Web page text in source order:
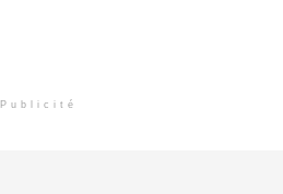
Publicité